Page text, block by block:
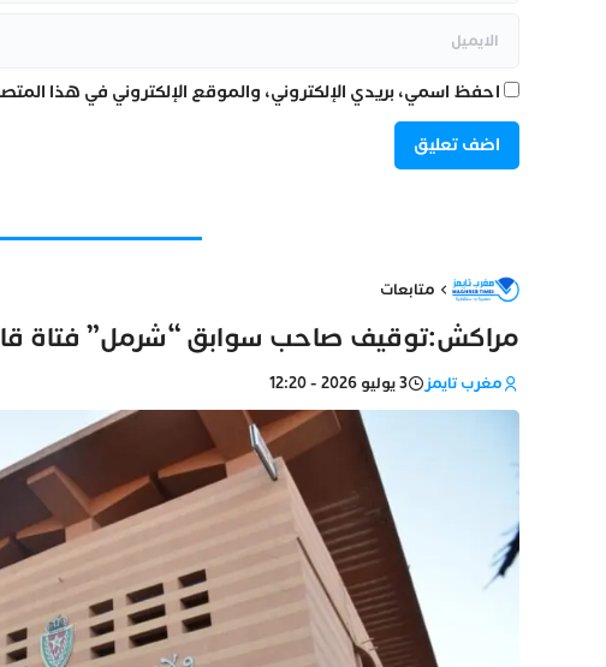
احفظ اسمي، بريدي الإلكتروني، والموقع الإلكتروني في هذا
متابعات
مراكش:توقيف صاحب سوابق “شرمل” فتاة
مغرب تايمز 3 يوليو 2026 - 12:20